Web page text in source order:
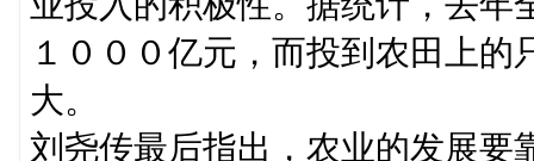
１０００亿元，而投到农田上
大。
刘尧传最后指出，农业的发展要